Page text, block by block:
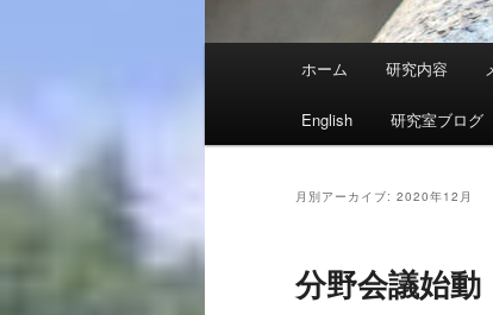
メ
ホーム 研究内容
English 研究室ブログ
月別アーカイブ: 2020年12月
分野会議始動